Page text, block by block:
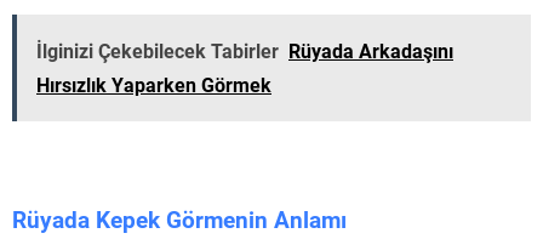
İlginizi Çekebilecek Tabirler Rüyada Arkadaşını
Hırsızlık Yaparken Görmek
Rüyada Kepek Görmenin Anlamı